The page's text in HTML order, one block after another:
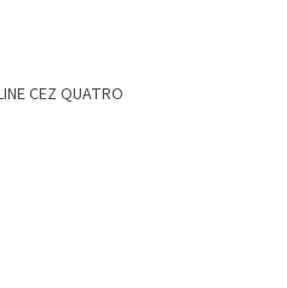
CEZ QUATRO